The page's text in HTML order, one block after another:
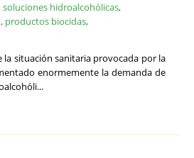
soluciones hidroalcohólicas,
, productos biocidas,
la situación sanitaria provocada por la
enormemente la demanda de